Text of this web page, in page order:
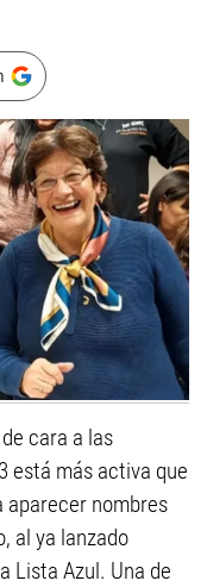
cara a las
está más activa que
aparecer nombres
al ya lanzado
Lista Azul. Una de